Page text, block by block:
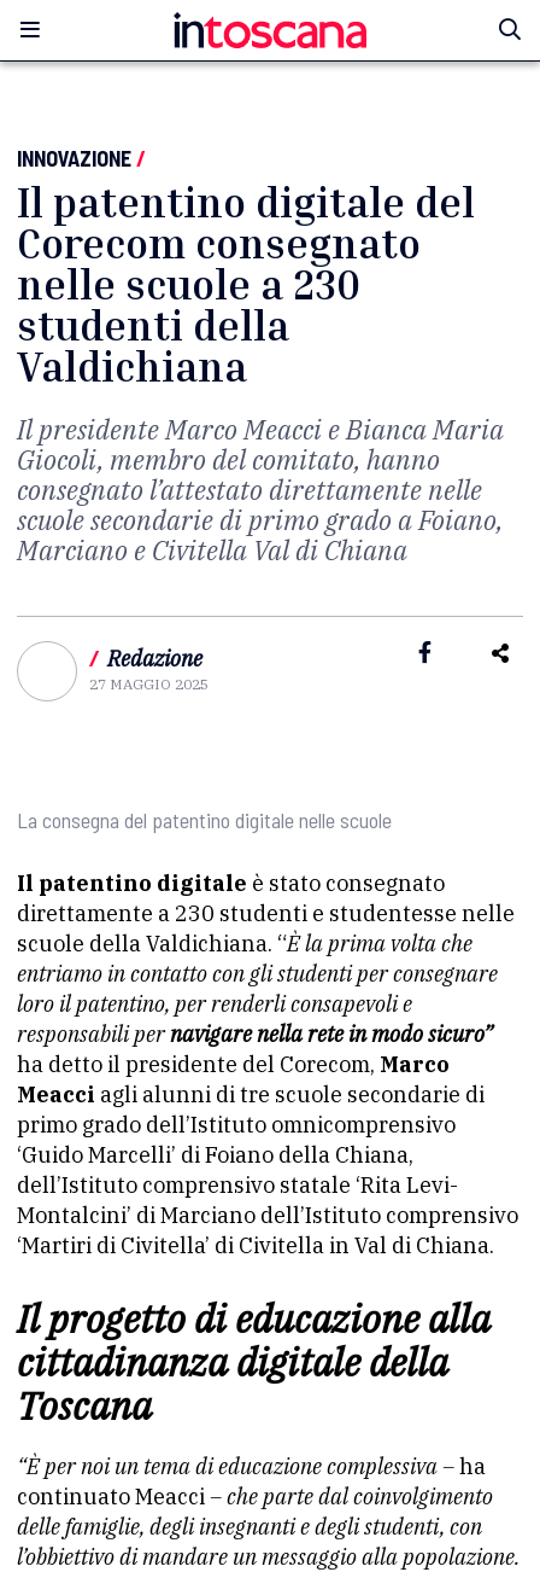
INNOVAZIONE/
Il patentino digitale del
Corecom consegnato
nelle scuole a 230
studenti della
Valdichiana
Il presidente Marco Meacci e Bianca Maria
Giocoli, membro del comitato, hanno
consegnato l’attestato direttamente nelle
scuole secondarie di primo grado a Foiano,
Marciano e Civitella Val di Chiana
/ Redazione
27 MAGGIO 2025
La consegna del patentino digitale nelle scuole
Il patentino digitale è stato consegnato
direttamente a 230 studenti e studentesse nelle
scuole della Valdichiana. “È la prima volta che
entriamo in contatto con gli studenti per consegnare
loro il patentino, per renderli consapevoli e
responsabili pernavigare nella rete in modo sicuro”
ha detto il presidente del Corecom, Marco
Meacci agli alunni di tre scuole secondarie di
primo grado dell’Istituto omnicomprensivo
‘Guido Marcelli’ di Foiano della Chiana,
dell’Istituto comprensivo statale ‘Rita Levi-
Montalcini’ di Marciano dell’Istituto comprensivo
‘Martiri di Civitella’ di Civitella in Val di Chiana.
Il progetto di educazione alla
cittadinanza digitale della
Toscana
“È per noi un tema di educazione complessiva –ha
continuato Meacci– che parte dal coinvolgimento
delle famiglie, degli insegnanti e degli studenti, con
l’obbiettivo di mandare un messaggio alla popolazione.